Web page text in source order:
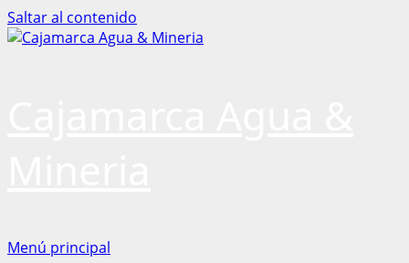
Saltar al contenido
Menú principal